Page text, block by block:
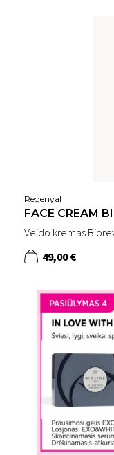
Regenyal
FACE CREAM
Veido kremas
49,00 €